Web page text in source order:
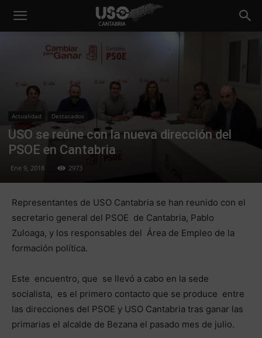
Actualidad Destacados
USO se reúne con la nueva dirección del
PSOE en Cantabria
Ene 9, 2018 2973
Representantes de USO Cantabria se han reunido con el
secretario general del PSOE de Cantabria, Pablo
Zuloaga, y los responsables del Área de Empleo de la
formación política.
Este encuentro, que se llevó a cabo en la sede
socialista, es el primero contacto que se produce entre
las direcciones del PSOE y USO Cantabria tras ganar las
primarias el alcalde de Bezana el pasado mes de julio.